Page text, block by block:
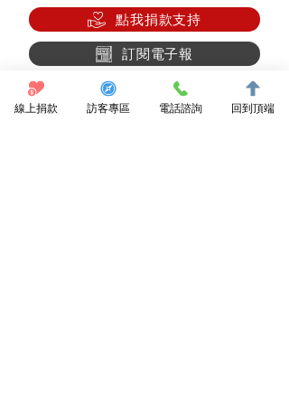
點我捐款支持
訂閱電子報
陪你回家協會
089 531950
線上捐款 訪客專區 電話諮詢 回到頂端